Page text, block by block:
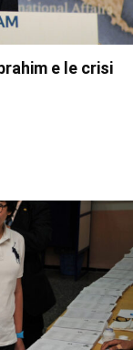
e le crisi